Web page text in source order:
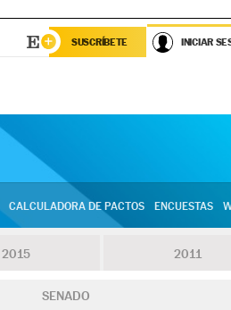
SUSCRÍBETE INICIAR
CALCULADORA DE PACTOS ENCUESTAS
2015 2011
SENADO